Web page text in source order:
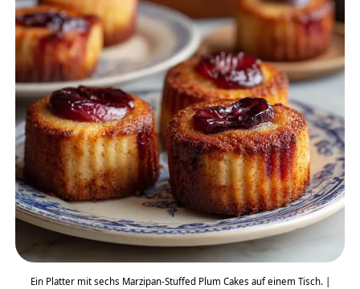
Ein Platter mit sechs Marzipan-Stuffed Plum Cakes auf einem Tisch. |